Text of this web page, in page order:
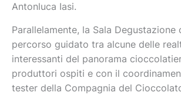
Antonluca Iasi.
Parallelamente, la Sala Degustazione
percorso guidato tra alcune delle
interessanti del panorama
produttori ospiti e con il
tester della Compagnia del